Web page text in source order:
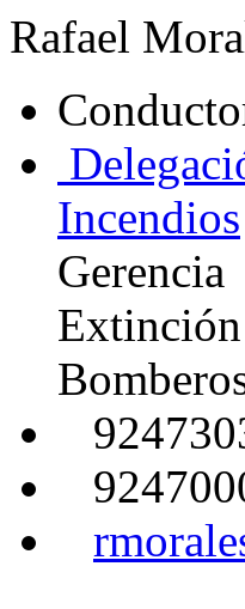
Rafael
Incendios
Gerencia
Extinción